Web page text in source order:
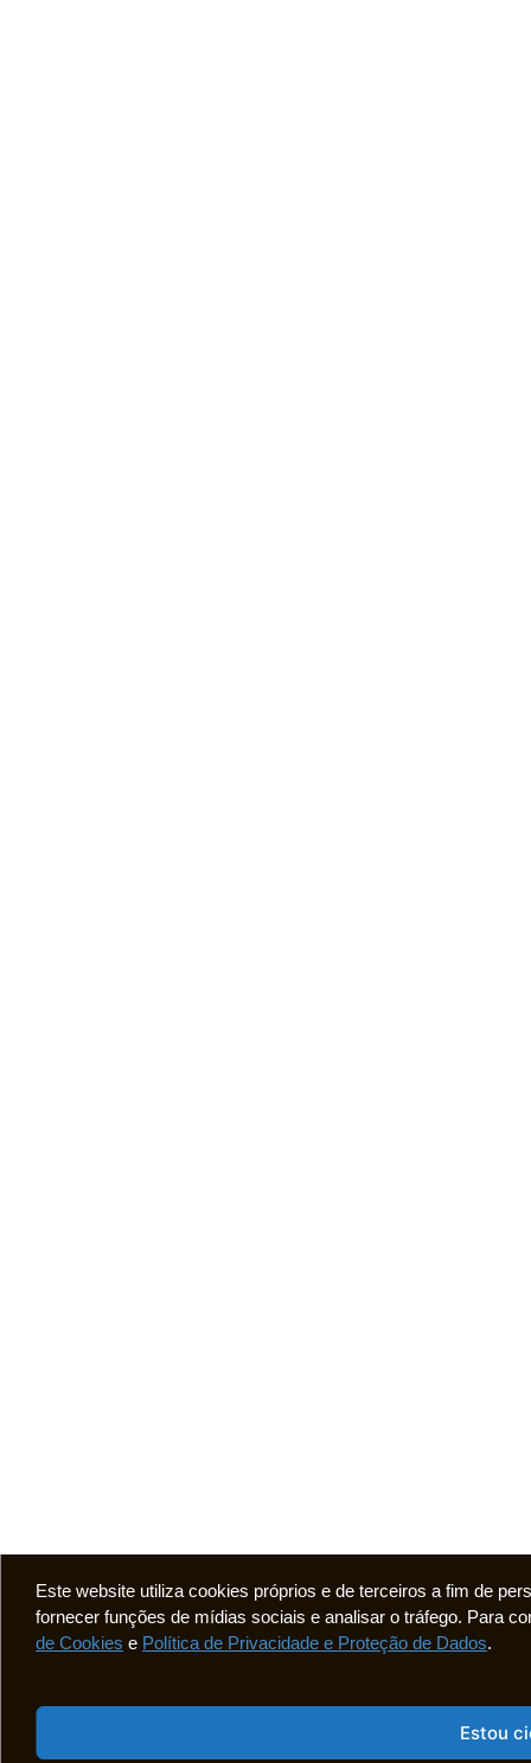
Este website utiliza cookies próprios e de terceiros a fim de
fornecer funções de mídias sociais e analisar o tráfego. Para
de Cookies e Política de Privacidade e Proteção de Dados.
Estou